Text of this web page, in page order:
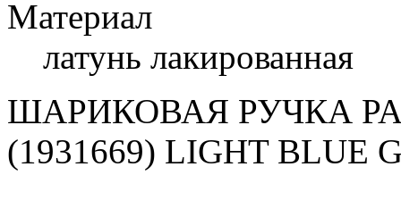
Материал
латунь лакированная
ШАРИКОВАЯ РУЧКА
(1931669) LIGHT BLUE